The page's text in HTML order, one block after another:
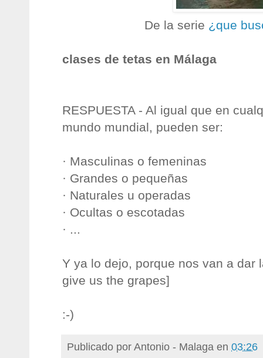
De la serie ¿que
clases de tetas en Málaga
RESPUESTA - Al igual que en
mundo mundial, pueden ser:
· Masculinas o femeninas
· Grandes o pequeñas
· Naturales u operadas
· Ocultas o escotadas
· ...
Y ya lo dejo, porque nos van a dar
give us the grapes]
:-)
Publicado porAntonio - Malaga en 03:26